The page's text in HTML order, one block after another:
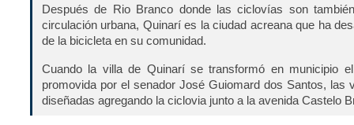
Después de Rio Branco donde las ciclovías son
circulación urbana, Quinarí es la ciudad acreana que ha
de la bicicleta en su comunidad.
Cuando la villa de Quinarí se transformó en municipio
promovida por el senador José Guiomard dos Santos, las
diseñadas agregando la ciclovia junto a la avenida Castelo